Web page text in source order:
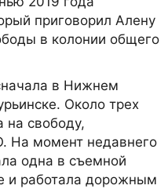
приговорил Алену
в колонии общего
в Нижнем
Около трех
свободу,
На момент недавнего
одна в съемной
и работала дорожным